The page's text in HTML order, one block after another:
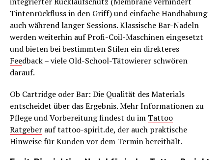
Tintenrückfluss in den Griff) und einfache Handhabung
auch während langer Sessions. Klassische Bar-Nadeln
werden weiterhin auf Profi-Coil-Maschinen eingesetzt
und bieten bei bestimmten Stilen ein direkteres
Feedback – viele Old-School-Tätowierer schwören
darauf.
Ob Cartridge oder Bar: Die Qualität des Materials
entscheidet über das Ergebnis. Mehr Informationen zu
Pflege und Vorbereitung findest du im Tattoo
Ratgeber auf tattoo-spirit.de, der auch praktische
Hinweise für Kunden vor dem Termin bereithält.